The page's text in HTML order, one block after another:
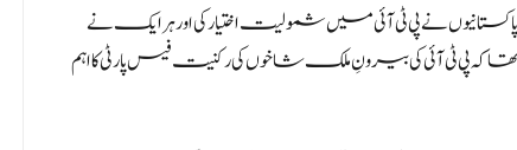
عبداللہ ریار نے بتایا کہ رواں برس برطانیہ میں 11 ہزار 208 پاکستانیوں نے پی ٹی آئی میں شمولیت اختیار کی اور ہر ایک نے
یہ بھی کہنا تھا کہ پی ٹی آئی کی بیرونِ ملک شاخوں کی رکنیت فیس پارٹی کا اہم